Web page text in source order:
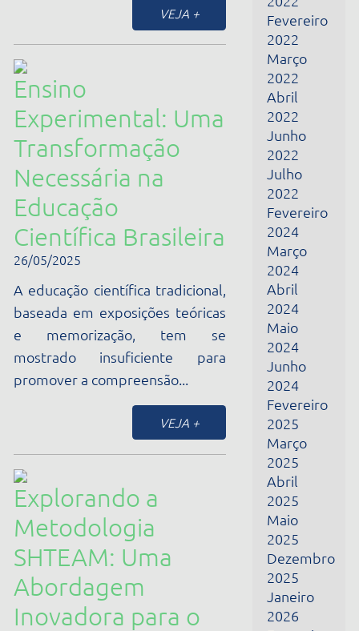
A educação científica tradicional,
baseada em exposições teóricas
e memorização, tem se
mostrado insuficiente para
promover a compreensão...
Explorando a
Metodologia
SHTEAM: Uma
Abordagem
Inovadora para o
Ensino
14/04/2025
No cenário educacional atual, há
uma necessidade crescente de
preparar os alunos para um
mundo cada vez mais complexo
e interconectado. As
metodologias tradicionais,
muitas vezes...
Março
2024
Abril
2024
Maio
2024
Junho
Fevereiro
Março
2025
Abril
2025
Maio
2025
Dezembro
2025
Janeiro
2026
Fevereiro
2026
Maio
2026
Junho
2026
Julho
2026